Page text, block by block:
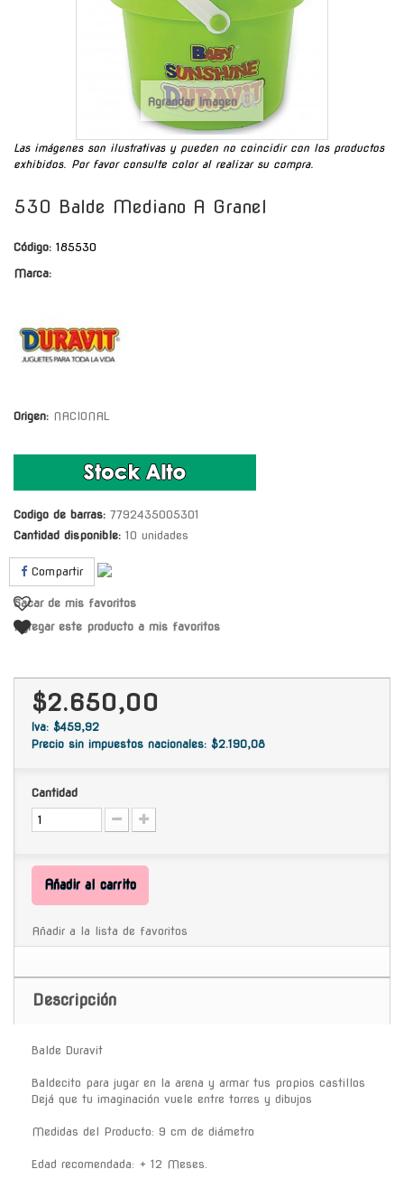
Agrandar Imagen
Las imágenes son ilustrativas y pueden no coincidir con los productos
exhibidos. Por favor consulte color al realizar su compra.
530 Balde Mediano A Granel
Código: 185530
Marca:
Origen: NACIONAL
Codigo de barras: 7792435005301
Cantidad disponible: 10 unidades
Compartir
Sacar de mis favoritos
Agregar este producto a mis favoritos
$2.650,00
Iva: $459,92
Precio sin impuestos nacionales: $2.190,08
Cantidad
Añadir al carrito
Añadir a la lista de favoritos
Descripción
Balde Duravit
Baldecito para jugar en la arena y armar tus propios castillos
Dejá que tu imaginación vuele entre torres y dibujos
Medidas del Producto: 9 cm de diámetro
Edad recomendada: + 12 Meses.